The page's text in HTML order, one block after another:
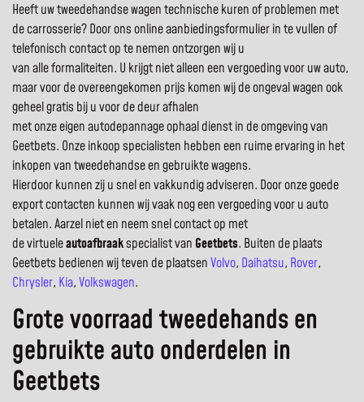
Heeft uw tweedehandse wagen technische kuren of problemen met
de carrosserie? Door ons online aanbiedingsformulier in te vullen of
telefonisch contact op te nemen ontzorgen wij u
van alle formaliteiten. U krijgt niet alleen een vergoeding voor uw auto,
maar voor de overeengekomen prijs komen wij de ongeval wagen ook
geheel gratis bij u voor de deur afhalen
met onze eigen autodepannage ophaal dienst in de omgeving van
Geetbets. Onze inkoop specialisten hebben een ruime ervaring in het
inkopen van tweedehandse en gebruikte wagens.
Hierdoor kunnen zij u snel en vakkundig adviseren. Door onze goede
export contacten kunnen wij vaak nog een vergoeding voor u auto
betalen. Aarzel niet en neem snel contact op met
de virtueleautoafbraakspecialist van Geetbets. Buiten de plaats
Geetbets bedienen wij teven de plaatsenVolvo, Daihatsu, Rover,
Chrysler, Kia,Volkswagen.
Grote voorraad tweedehands en
gebruikte auto onderdelen in
Geetbets